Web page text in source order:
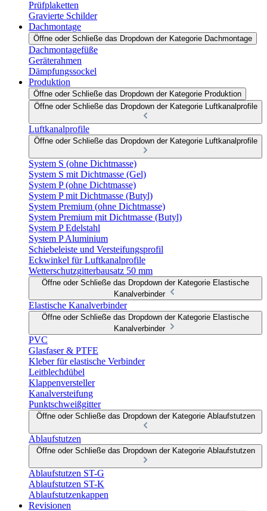
Prüfplaketten
Gravierte Schilder
Dachmontage
Öffne oder Schließe das Dropdown der Kategorie Dachmontage
Dachmontagefüße
Geräterahmen
Dämpfungssockel
Produktion
Öffne oder Schließe das Dropdown der Kategorie Produktion
Öffne oder Schließe das Dropdown der Kategorie Luftkanalprofile
Luftkanalprofile
Öffne oder Schließe das Dropdown der Kategorie Luftkanalprofile
System S (ohne Dichtmasse)
System S mit Dichtmasse (Gel)
System P (ohne Dichtmasse)
System P mit Dichtmasse (Butyl)
System Premium (ohne Dichtmasse)
System Premium mit Dichtmasse (Butyl)
System P Edelstahl
System P Aluminium
Schiebeleiste und Versteifungsprofil
Eckwinkel für Luftkanalprofile
Wetterschutzgitterbausatz 50 mm
Öffne oder Schließe das Dropdown der Kategorie Elastische
Kanalverbinder
Elastische Kanalverbinder
Öffne oder Schließe das Dropdown der Kategorie Elastische
Kanalverbinder
PVC
Glasfaser & PTFE
Kleber für elastische Verbinder
Leitblechdübel
Klappenversteller
Kanalversteifung
Punktschweißgitter
Öffne oder Schließe das Dropdown der Kategorie Ablaufstutzen
Ablaufstutzen
Öffne oder Schließe das Dropdown der Kategorie Ablaufstutzen
Ablaufstutzen ST-G
Ablaufstutzen ST-K
Ablaufstutzenkappen
Revisionen